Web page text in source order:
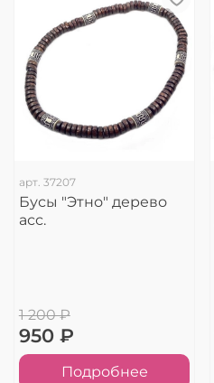
арт. 37207
Бусы "Этно" дерево
асс.
1 200 ₽
950 ₽
Подробнее